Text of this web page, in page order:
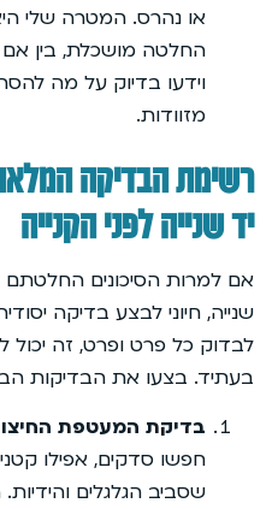
או נהרס. המטרה שלי
החלטה מושכלת, בין
וידעו בדיוק על מה
מזוודות.
רשימת הבדיקה
יד שנייה לפני הקנייה
אם למרות הסיכונים
שנייה, חיוני לבצע בדיקה
לבדוק כל פרט ופרט, זה
בעתיד. בצעו את הבדיקות
בדיקת המעטפת
חפשו סדקים, אפילו
שסביב הגלגלים